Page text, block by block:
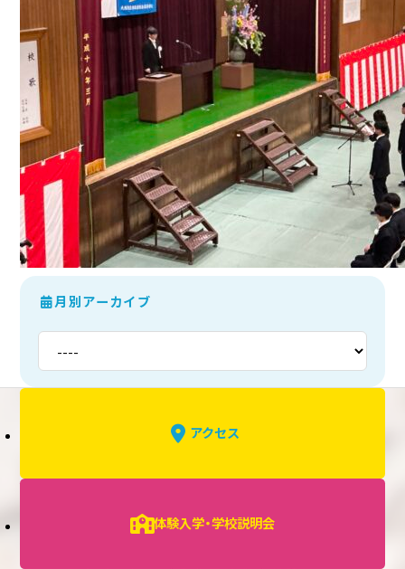
月別アーカイブ
アクセス
体験入学・学校説明会